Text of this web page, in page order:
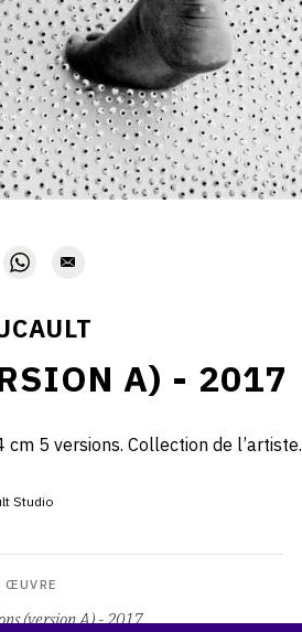
A) - 2017
cm 5 versions. Collection de l’artiste.
Studio
ŒUVRE
(version A) - 2017.